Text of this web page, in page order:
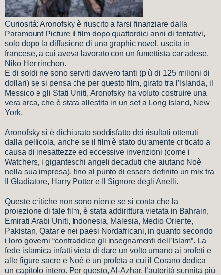
Curiositá: Aronofsky è riuscito a farsi finanziare dalla
Paramount Picture il film dopo quattordici anni di tentativi,
solo dopo la diffusione di una graphic novel, uscita in
francese, a cui aveva lavorato con un fumettista canadese,
Niko Henrinchon.
E di soldi ne sono serviti davvero tanti (più di 125 milioni di
dollari) se si pensa che per questo film, girato tra l’Islanda, il
Messico e gli Stati Uniti, Aronofsky ha voluto costruire una
vera arca, che è stata allestita in un set a Long Island, New
York.
Aronofsky si è dichiarato soddisfatto dei risultati ottenuti
dalla pellicola, anche se il film è stato duramente criticato a
causa di inesattezze ed eccessive invenzioni (come i
Watchers, i giganteschi angeli decaduti che aiutano Noè
nella sua impresa), fino al punto di essere definito un mix tra
Il Gladiatore, Harry Potter e Il Signore degli Anelli.
Queste critiche non sono niente se si conta che la
proiezione di tale film, è stata addirittura vietata in Bahrain,
Emirati Arabi Uniti, Indonesia, Malesia, Medio Oriente,
Pakistan, Qatar e nei paesi Nordafricani, in quanto secondo
i loro governi “contraddice gli insegnamenti dell’Islam”. La
fede islamica infatti vieta di dare un volto umano ai profeti e
alle figure sacre e Noè è un profeta a cui il Corano dedica
un capitolo intero. Per questo, Al-Azhar, l’autorità sunnita più